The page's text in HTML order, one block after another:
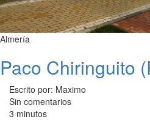
Almería
Paco Chiringuito
Escrito por: Maximo
Sin comentarios
3 minutos